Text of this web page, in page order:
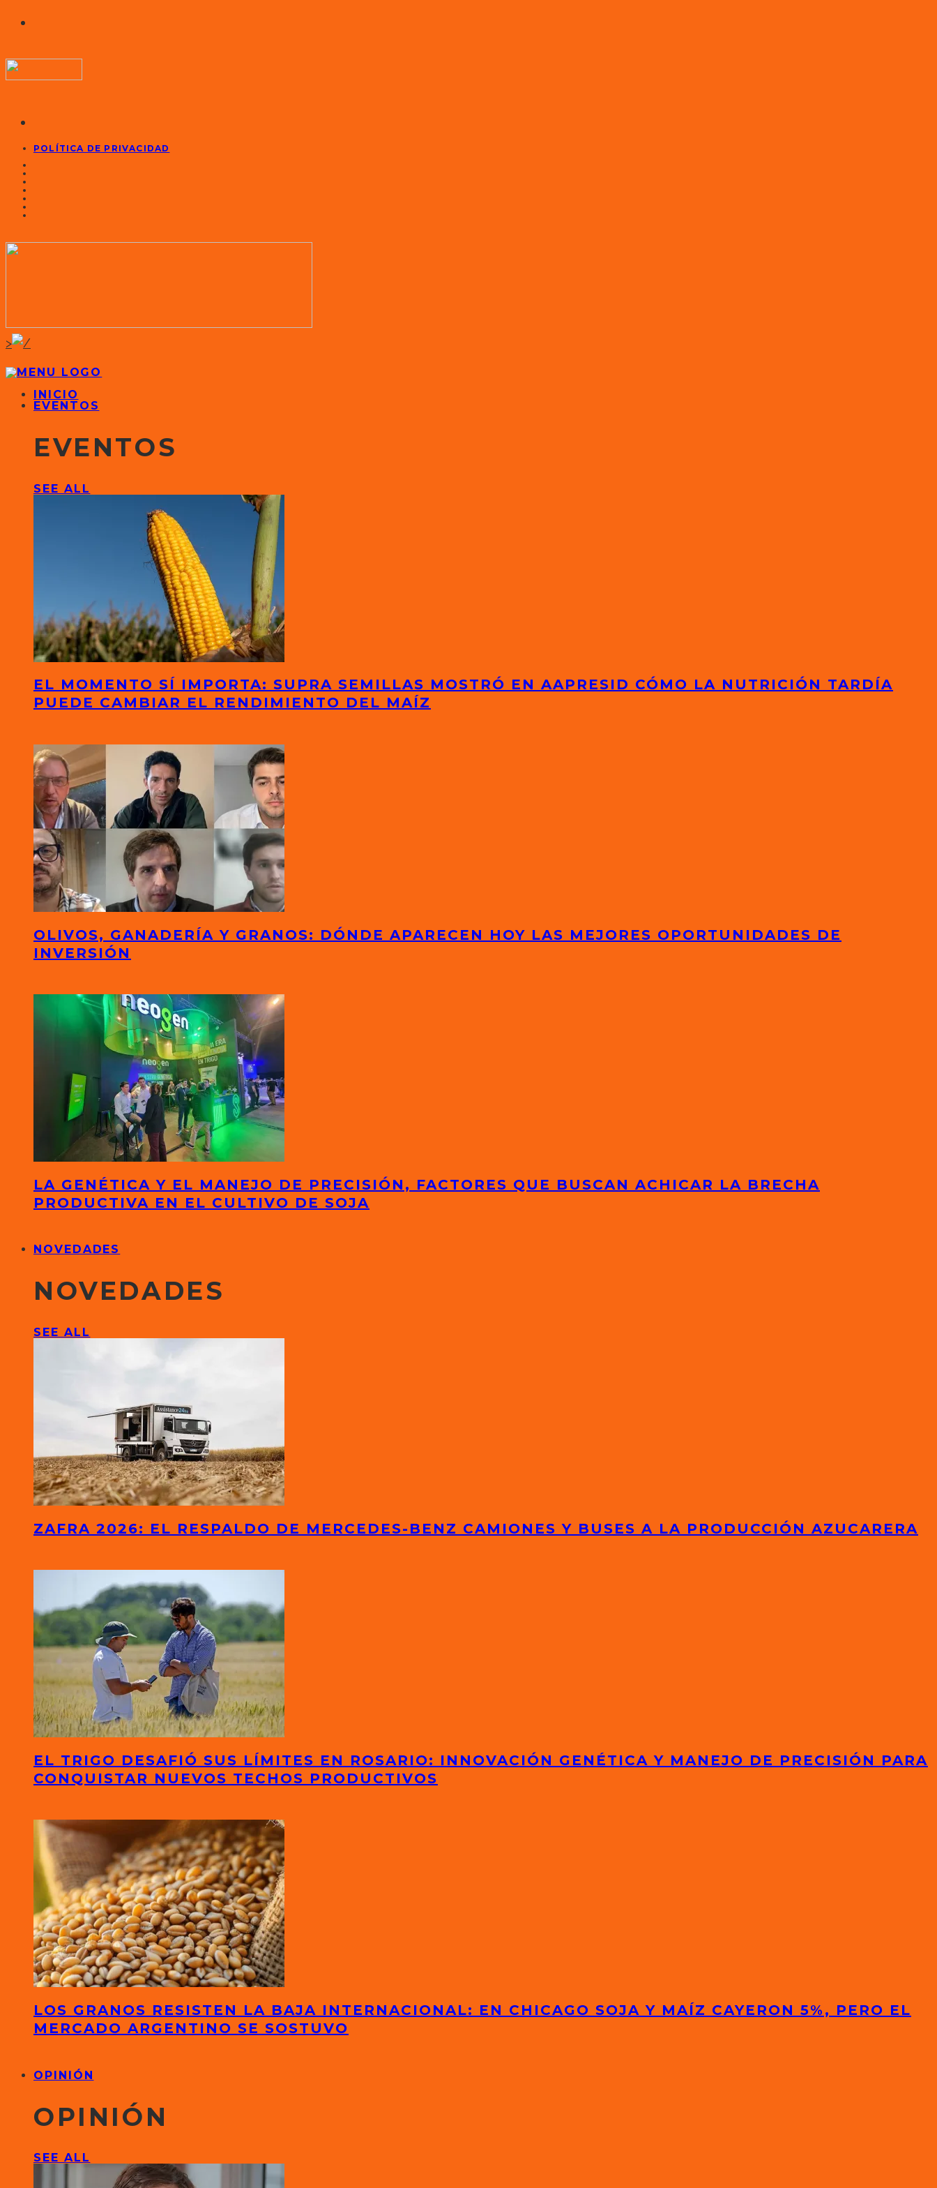
POLÍTICA DE PRIVACIDAD
>
INICIO
EVENTOS
EVENTOS
SEE ALL
EL MOMENTO SÍ IMPORTA: SUPRA SEMILLAS MOSTRÓ EN AAPRESID CÓMO LA NUTRICIÓN TARDÍA
PUEDE CAMBIAR EL RENDIMIENTO DEL MAÍZ
OLIVOS, GANADERÍA Y GRANOS: DÓNDE APARECEN HOY LAS MEJORES OPORTUNIDADES DE
INVERSIÓN
LA GENÉTICA Y EL MANEJO DE PRECISIÓN, FACTORES QUE BUSCAN ACHICAR LA BRECHA
PRODUCTIVA EN EL CULTIVO DE SOJA
NOVEDADES
NOVEDADES
SEE ALL
ZAFRA 2026: EL RESPALDO DE MERCEDES-BENZ CAMIONES Y BUSES A LA PRODUCCIÓN AZUCARERA
EL TRIGO DESAFIÓ SUS LÍMITES EN ROSARIO: INNOVACIÓN GENÉTICA Y MANEJO DE PRECISIÓN PARA
CONQUISTAR NUEVOS TECHOS PRODUCTIVOS
LOS GRANOS RESISTEN LA BAJA INTERNACIONAL: EN CHICAGO SOJA Y MAÍZ CAYERON 5%, PERO EL
MERCADO ARGENTINO SE SOSTUVO
OPINIÓN
OPINIÓN
SEE ALL